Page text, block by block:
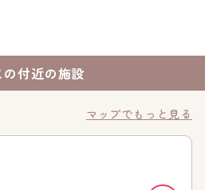
の付近の施設
マップでもっと見る